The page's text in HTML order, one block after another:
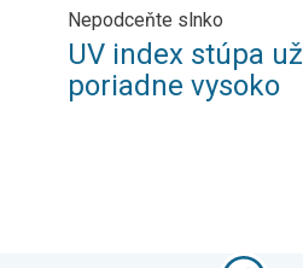
Nepodceňte slnko
UV index stúpa už
poriadne vysoko